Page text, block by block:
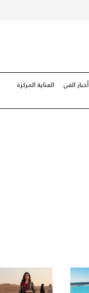
أخبار الفن
العناية المركزة